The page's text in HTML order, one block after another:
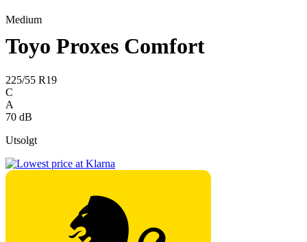
Medium
Toyo Proxes Comfort
225/55 R19
C
A
70 dB
Utsolgt